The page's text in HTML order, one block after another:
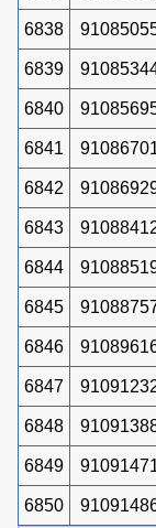
6838
6839
6840
6841
6842
6843
6844
6845
6846
6847
6848
6849
6850